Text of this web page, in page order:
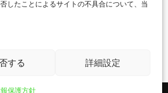
たことによるサイトの不具合について、当
する 詳細設定
保護方針